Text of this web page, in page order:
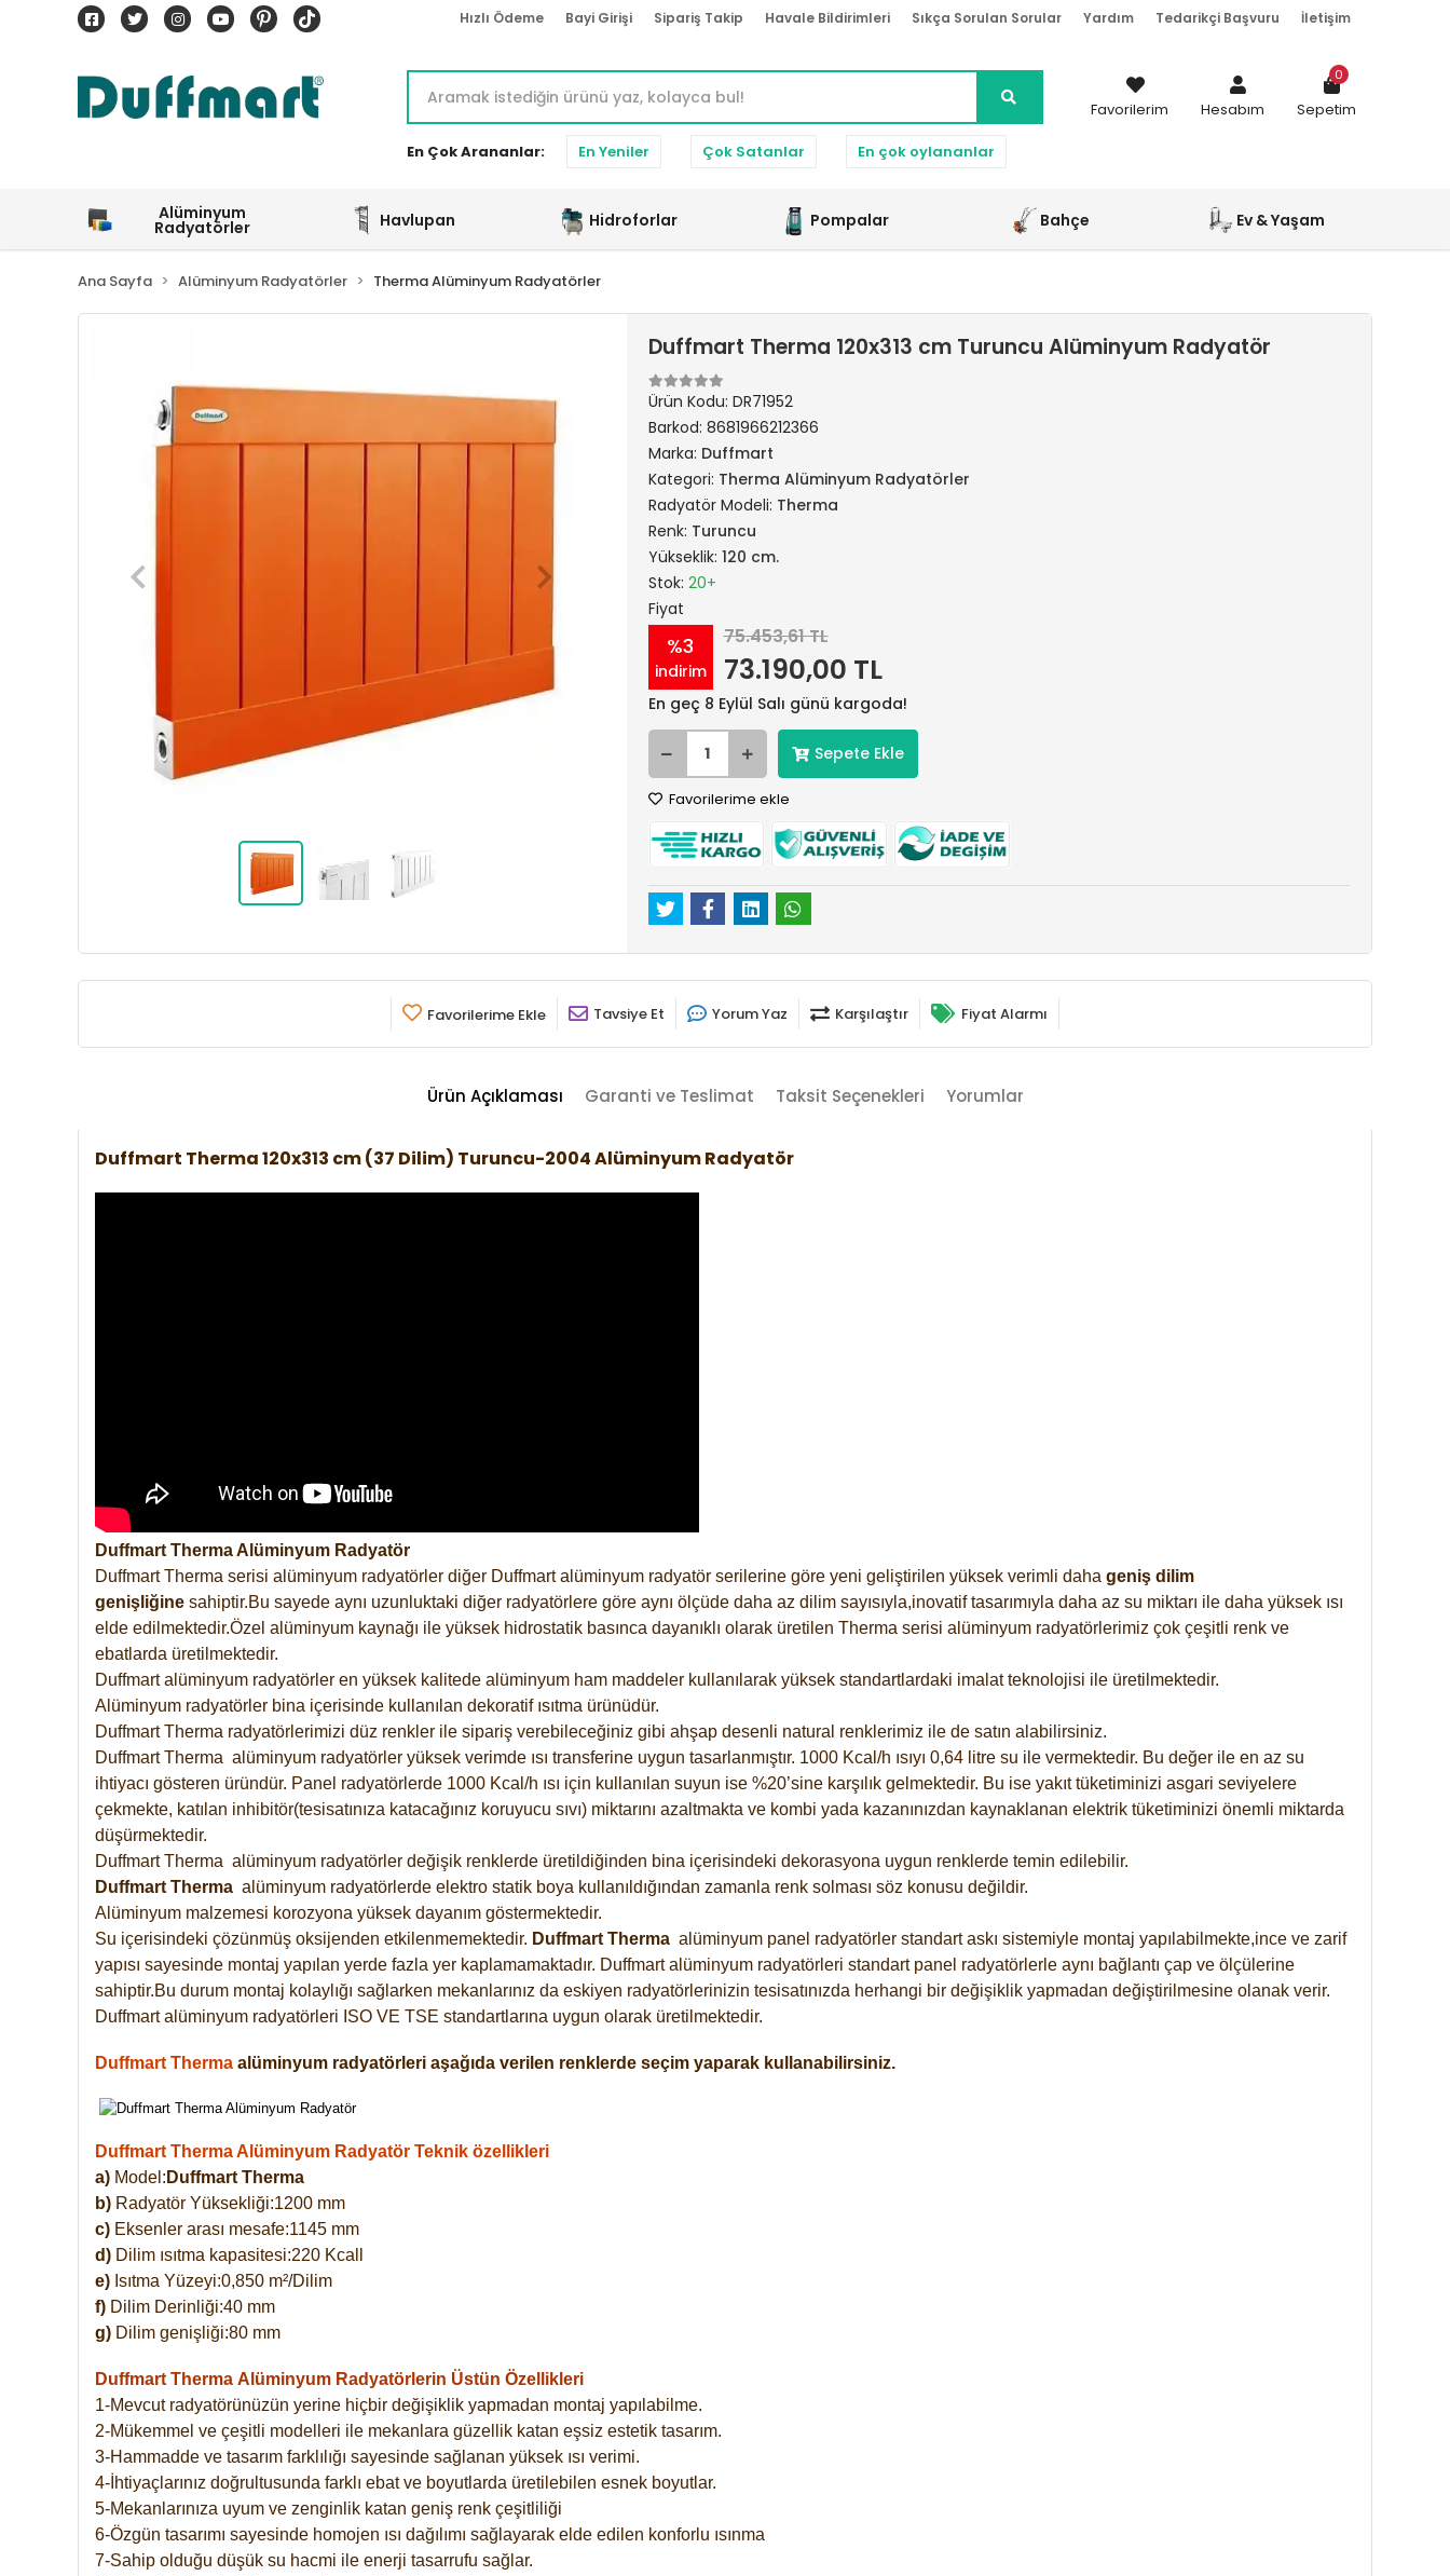
Hızlı Ödeme Bayi Girişi Sipariş Takip Havale Bildirimleri Sıkça Sorulan Sorular Yardım Tedarikçi Başvuru İletişim
En Çok Arananlar: En Yeniler Çok Satanlar En çok oylananlar
Favorilerim Hesabım Sepetim
0
Alüminyum
Radyatörler Havlupan Hidroforlar Pompalar Bahçe Ev & Yaşam
Ana Sayfa Alüminyum Radyatörler Therma Alüminyum Radyatörler
Duffmart Therma 120x313 cm Turuncu Alüminyum Radyatör
Ürün Kodu: DR71952
Barkod: 8681966212366
Marka: Duffmart
Kategori: Therma Alüminyum Radyatörler
Radyatör Modeli: Therma
Renk: Turuncu
Yükseklik: 120 cm.
Stok: 20+
Fiyat
%3
indirim
75.453,61 TL
73.190,00 TL
En geç 8 Eylül Salı günü kargoda!
Sepete Ekle
Favorilerime ekle
Favorilerime Ekle Tavsiye Et Yorum Yaz Karşılaştır Fiyat Alarmı
Ürün Açıklaması Garanti ve Teslimat Taksit Seçenekleri Yorumlar
Duffmart Therma 120x313 cm (37 Dilim) Turuncu-2004 Alüminyum Radyatör
Duffmart Therma Alüminyum Radyatör
Duffmart Therma serisi alüminyum radyatörler diğer Duffmart alüminyum radyatör serilerine göre yeni geliştirilen yüksek verimli daha geniş dilim
genişliğine sahiptir.Bu sayede aynı uzunluktaki diğer radyatörlere göre aynı ölçüde daha az dilim sayısıyla,inovatif tasarımıyla daha az su miktarı ile daha yüksek ısı
elde edilmektedir.Özel alüminyum kaynağı ile yüksek hidrostatik basınca dayanıklı olarak üretilen Therma serisi alüminyum radyatörlerimiz çok çeşitli renk ve
ebatlarda üretilmektedir.
Duffmart alüminyum radyatörler en yüksek kalitede alüminyum ham maddeler kullanılarak yüksek standartlardaki imalat teknolojisi ile üretilmektedir.
Alüminyum radyatörler bina içerisinde kullanılan dekoratif ısıtma ürünüdür.
Duffmart Therma radyatörlerimizi düz renkler ile sipariş verebileceğiniz gibi ahşap desenli natural renklerimiz ile de satın alabilirsiniz.
Duffmart Therma alüminyum radyatörler yüksek verimde ısı transferine uygun tasarlanmıştır. 1000 Kcal/h ısıyı 0,64 litre su ile vermektedir. Bu değer ile en az su
ihtiyacı gösteren üründür. Panel radyatörlerde 1000 Kcal/h ısı için kullanılan suyun ise %20’sine karşılık gelmektedir. Bu ise yakıt tüketiminizi asgari seviyelere
çekmekte, katılan inhibitör(tesisatınıza katacağınız koruyucu sıvı) miktarını azaltmakta ve kombi yada kazanınızdan kaynaklanan elektrik tüketiminizi önemli miktarda
düşürmektedir.
Duffmart Therma alüminyum radyatörler değişik renklerde üretildiğinden bina içerisindeki dekorasyona uygun renklerde temin edilebilir.
Duffmart Therma alüminyum radyatörlerde elektro statik boya kullanıldığından zamanla renk solması söz konusu değildir.
Alüminyum malzemesi korozyona yüksek dayanım göstermektedir.
Su içerisindeki çözünmüş oksijenden etkilenmemektedir. Duffmart Therma alüminyum panel radyatörler standart askı sistemiyle montaj yapılabilmekte,ince ve zarif
yapısı sayesinde montaj yapılan yerde fazla yer kaplamamaktadır. Duffmart alüminyum radyatörleri standart panel radyatörlerle aynı bağlantı çap ve ölçülerine
sahiptir.Bu durum montaj kolaylığı sağlarken mekanlarınız da eskiyen radyatörlerinizin tesisatınızda herhangi bir değişiklik yapmadan değiştirilmesine olanak verir.
Duffmart alüminyum radyatörleri ISO VE TSE standartlarına uygun olarak üretilmektedir.
Duffmart Therma alüminyum radyatörleri aşağıda verilen renklerde seçim yaparak kullanabilirsiniz.
Duffmart Therma Alüminyum Radyatör Teknik özellikleri
a) Model: Duffmart Therma
b) Radyatör Yüksekliği:1200 mm
c) Eksenler arası mesafe:1145 mm
d) Dilim ısıtma kapasitesi:220 Kcall
e) Isıtma Yüzeyi:0,850 m²/Dilim
f) Dilim Derinliği:40 mm
g) Dilim genişliği:80 mm
Duffmart Therma Alüminyum Radyatörlerin Üstün Özellikleri
1-Mevcut radyatörünüzün yerine hiçbir değişiklik yapmadan montaj yapılabilme.
2-Mükemmel ve çeşitli modelleri ile mekanlara güzellik katan eşsiz estetik tasarım.
3-Hammadde ve tasarım farklılığı sayesinde sağlanan yüksek ısı verimi.
4-İhtiyaçlarınız doğrultusunda farklı ebat ve boyutlarda üretilebilen esnek boyutlar.
5-Mekanlarınıza uyum ve zenginlik katan geniş renk çeşitliliği
6-Özgün tasarımı sayesinde homojen ısı dağılımı sağlayarak elde edilen konforlu ısınma
7-Sahip olduğu düşük su hacmi ile enerji tasarrufu sağlar.